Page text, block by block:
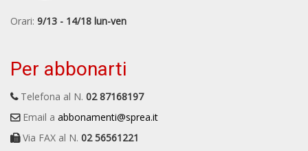
Orari: 9/13 - 14/18 lun-ven
Per abbonarti
Telefona al N. 02 87168197
Email a abbonamenti@sprea.it
Via FAX al N. 02 56561221